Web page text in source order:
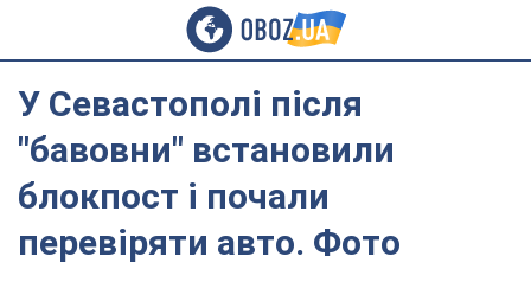
У Севастополі після
"бавовни" встановили
блокпост і почали
перевіряти авто. Фото